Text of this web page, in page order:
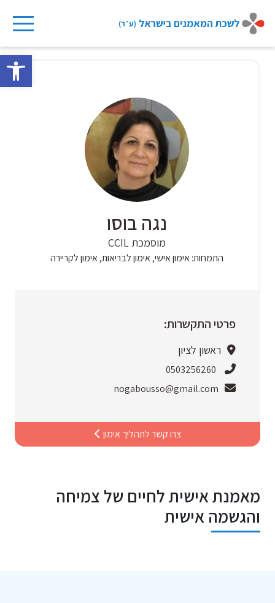
to
נגה בוסו
מוסמכת CCIL
התמחות:אימון אישי, אימון לבריאות, אימון לקריירה
פרטי התקשרות:
ראשון לציון
0503256260
nogabousso@gmail.com
צרו קשר לתהליך אימון
מאמנת אישית לחיים של צמיחה
והגשמה אישית